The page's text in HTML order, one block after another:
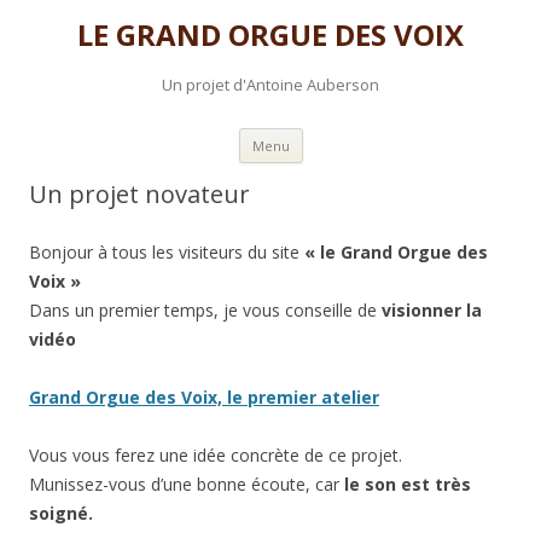
LE GRAND ORGUE DES VOIX
Un projet d'Antoine Auberson
Menu Skip to content
Un projet novateur
Bonjour à tous les visiteurs du site « le Grand Orgue des
Voix »
Dans un premier temps, je vous conseille de visionner la
vidéo
Grand Orgue des Voix, le premier atelier
Vous vous ferez une idée concrète de ce projet.
Munissez-vous d’une bonne écoute, car le son est très
soigné.